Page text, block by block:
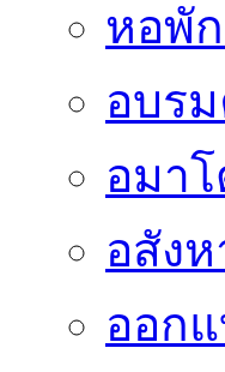
หอพั
อบร
อมา
อสัง
ออก